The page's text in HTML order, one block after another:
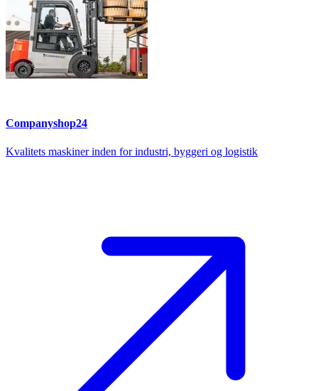
Companyshop24
Kvalitets maskiner inden for industri, byggeri og logistik